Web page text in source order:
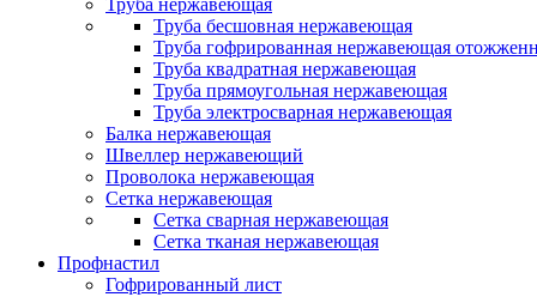
Труба нержавеющая
Труба бесшовная нержавеющая
Труба гофрированная нержавеющая
Труба квадратная нержавеющая
Труба прямоугольная нержавеющая
Труба электросварная нержавеющая
Балка нержавеющая
Швеллер нержавеющий
Проволока нержавеющая
Сетка нержавеющая
Сетка сварная нержавеющая
Сетка тканая нержавеющая
Профнастил
Гофрированный лист